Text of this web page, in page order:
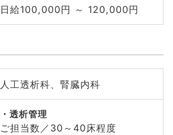
日給100,000円 ～ 120,000円
人工透析科、腎臓内科
透析管理
ご担当数／30～40床程度